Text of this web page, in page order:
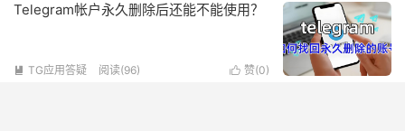
Telegram帐户永久删除后还能不能使用？
 赞(0)
 TG应用答疑 阅读(96)